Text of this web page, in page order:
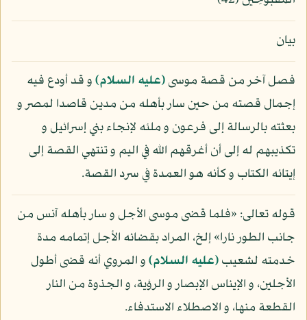
بيان
فصل آخر من قصة موسى(عليه السلام)و قد أودع فيه
إجمال قصته من حين سار بأهله من مدين قاصدا لمصر و
بعثته بالرسالة إلى فرعون و ملئه لإنجاء بني إسرائيل و
تكذيبهم له إلى أن أغرقهم الله في اليم و تنتهي القصة إلى
إيتائه الكتاب و كأنه هو العمدة في سرد القصة.
قوله تعالى: «فلما قضى موسى الأجل و سار بأهله آنس من
جانب الطور نارا» إلخ، المراد بقضائه الأجل إتمامه مدة
خدمته لشعيب(عليه السلام)و المروي أنه قضى أطول
الأجلين، و الإيناس الإبصار و الرؤية، و الجذوة من النار
القطعة منها، و الاصطلاء الاستدفاء.